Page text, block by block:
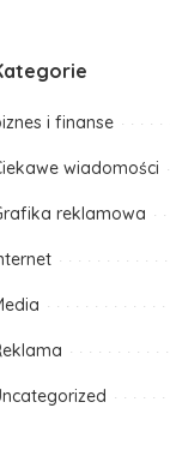
i finanse
wiadomości
reklamowa